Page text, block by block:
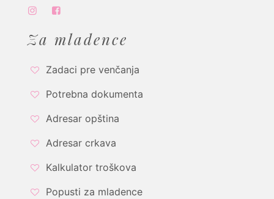
Za mladence
Zadaci pre venčanja
Potrebna dokumenta
Adresar opština
Adresar crkava
Kalkulator troškova
Popusti za mladence